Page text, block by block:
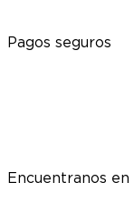
Pagos seguros
Encuentranos en